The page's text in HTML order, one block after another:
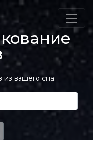
из вашего сна: